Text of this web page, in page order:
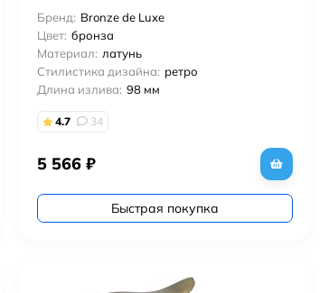
Бренд: Bronze de Luxe
Цвет: бронза
Материал: латунь
Стилистика дизайна: ретро
Длина излива: 98 мм
4.7 34
5 566₽
Быстрая покупка